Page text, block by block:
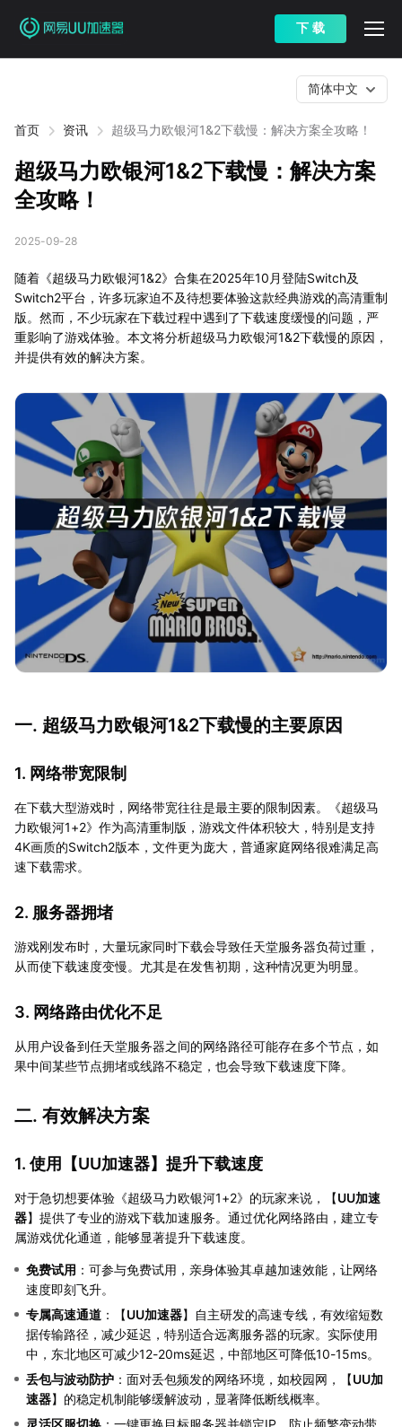
下 载
首页 资讯 超级马力欧银河1&2下载慢：解决方案全攻略！
简体中文
超级马力欧银河1&2下载慢：解决方案
全攻略！
2025-09-28
随着《超级马力欧银河1&2》合集在2025年10月登陆Switch及
Switch2平台，许多玩家迫不及待想要体验这款经典游戏的高清重制
版。然而，不少玩家在下载过程中遇到了下载速度缓慢的问题，严
重影响了游戏体验。本文将分析超级马力欧银河1&2下载慢的原因，
并提供有效的解决方案。
一. 超级马力欧银河1&2下载慢的主要原因
1. 网络带宽限制
在下载大型游戏时，网络带宽往往是最主要的限制因素。《超级马
力欧银河1+2》作为高清重制版，游戏文件体积较大，特别是支持
4K画质的Switch2版本，文件更为庞大，普通家庭网络很难满足高
速下载需求。
2. 服务器拥堵
游戏刚发布时，大量玩家同时下载会导致任天堂服务器负荷过重，
从而使下载速度变慢。尤其是在发售初期，这种情况更为明显。
3. 网络路由优化不足
从用户设备到任天堂服务器之间的网络路径可能存在多个节点，如
果中间某些节点拥堵或线路不稳定，也会导致下载速度下降。
二. 有效解决方案
1. 使用【UU加速器】提升下载速度
对于急切想要体验《超级马力欧银河1+2》的玩家来说，【UU加速
器】提供了专业的游戏下载加速服务。通过优化网络路由，建立专
属游戏优化通道，能够显著提升下载速度。
免费试用 ：可参与免费试用，亲身体验其卓越加速效能，让网络
速度即刻飞升。
专属高速通道 ：【UU加速器】自主研发的高速专线，有效缩短数
据传输路径，减少延迟，特别适合远离服务器的玩家。实际使用
中，东北地区可减少12-20ms延迟，中部地区可降低10-15ms。
丢包与波动防护 ：面对丢包频发的网络环境，如校园网，【UU加
速器】的稳定机制能够缓解波动，显著降低断线概率。
灵活区服切换 ：一键更换目标服务器并锁定IP，防止频繁变动带